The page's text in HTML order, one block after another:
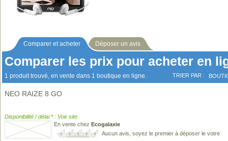
Comparer et acheter Déposer un avis
Comparer les prix pour acheter en
1 produit trouvé, en vente dans 1 boutique en ligne. TRIER PAR :
NEO RAIZE 8 GO
Disponibilité / délai * : Voir site
En vente chez Ecogalaxie
Aucun avis, soyez le premier à déposer le votre